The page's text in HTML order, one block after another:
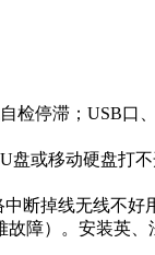
检停滞；USB口
或移动硬盘打
断掉线无线不好
障）。安装英